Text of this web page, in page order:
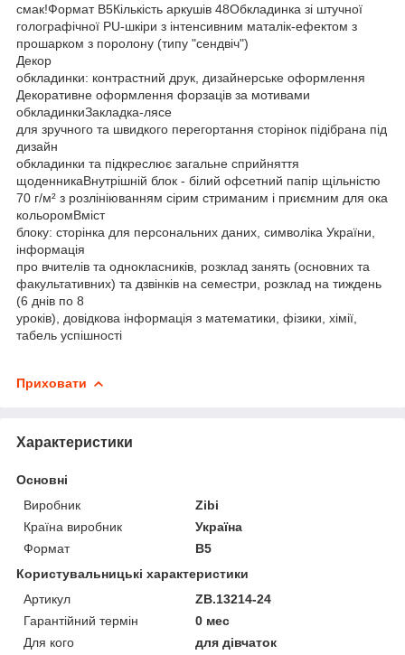
смак!Формат В5Кількість аркушів 48Обкладинка зі штучної
голографічної PU-шкіри з інтенсивним маталік-ефектом з
прошарком з поролону (типу "сендвіч")
Декор
обкладинки: контрастний друк, дизайнерське оформлення
Декоративне оформлення форзаців за мотивами
обкладинкиЗакладка-лясе
для зручного та швидкого перегортання сторінок підібрана під
дизайн
обкладинки та підкреслює загальне сприйняття
щоденникаВнутрішній блок - білий офсетний папір щільністю
70 г/м² з розлініюванням сірим стриманим і приємним для ока
кольоромВміст
блоку: сторінка для персональних даних, символіка України,
інформація
про вчителів та однокласників, розклад занять (основних та
факультативних) та дзвінків на семестри, розклад на тиждень
(6 днів по 8
уроків), довідкова інформація з математики, фізики, хімії,
табель успішності
Приховати
Характеристики
Основні
Виробник
Zibi
Країна виробник
Україна
Формат
В5
Користувальницькі характеристики
Артикул
ZB.13214-24
Гарантійний термін
0 мес
Для кого
для дівчаток